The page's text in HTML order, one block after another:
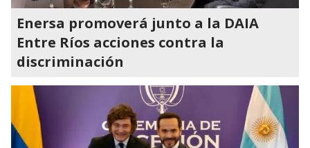
Enersa promoverá junto a la DAIA
Entre Ríos acciones contra la
discriminación